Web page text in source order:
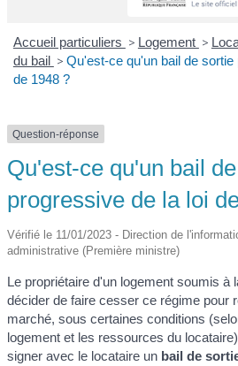
Accueil particuliers > Logement >
du bail > Qu'est-ce qu'un bail de
de 1948 ?
Question-réponse
Qu'est-ce qu'un bail
progressive de la loi
Vérifié le 11/01/2023 - Direction de
administrative (Première ministre)
Le propriétaire d'un logement soumis à
décider de faire cesser ce régime pour
marché, sous certaines conditions
logement et les ressources du
signer avec le locataire un bail de